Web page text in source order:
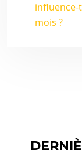
mois ?